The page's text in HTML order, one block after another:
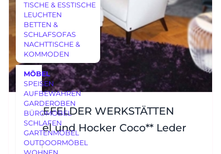
TISCHE & ESSTISCHE
LEUCHTEN
BETTEN &
SCHLAFSOFAS
NACHTTISCHE &
KOMMODEN
MÖBEL
SPEISEN
AUFBEWAHREN
GARDEROBEN
BÜROMÖBEL
SCHLAFEN
GARTENMÖBEL
OUTDOORMÖBEL
BIELEFELDER WERKSTÄTTEN
Sessel und Hocker Coco** Leder
grau